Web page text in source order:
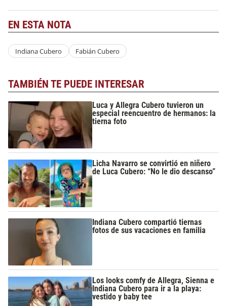
EN ESTA NOTA
Indiana Cubero Fabián Cubero
TAMBIÉN TE PUEDE INTERESAR
Luca y Allegra Cubero tuvieron un
especial reencuentro de hermanos: la
tierna foto
Licha Navarro se convirtió en niñero
de Luca Cubero: “No le dio descanso”
Indiana Cubero compartió tiernas
fotos de sus vacaciones en familia
Los looks comfy de Allegra, Sienna e
Indiana Cubero para ir a la playa:
vestido y baby tee